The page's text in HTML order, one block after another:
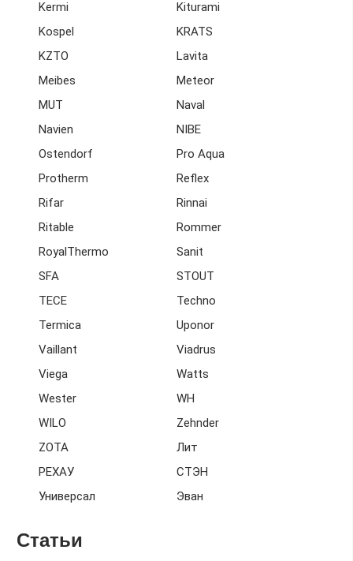
Kermi
Kiturami
Kospel
KRATS
KZTO
Lavita
Meibes
Meteor
MUT
Naval
Navien
NIBE
Ostendorf
Pro Aqua
Protherm
Reflex
Rifar
Rinnai
Ritable
Rommer
RoyalThermo
Sanit
SFA
STOUT
TECE
Techno
Termica
Uponor
Vaillant
Viadrus
Viega
Watts
Wester
WH
WILO
Zehnder
ZOTA
Лит
РЕХАУ
СТЭН
Универсал
Эван
Статьи